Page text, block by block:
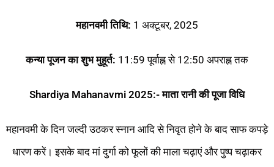
महानवमी तिथि: 1 अक्टूबर, 2025
कन्या पूजन का शुभ मुहूर्त: 11:59 पूर्वाह्न से 12:50 अपराह्न तक
Shardiya Mahanavmi 2025:-माता रानी की पूजा विधि
महानवमी के दिन जल्दी उठकर स्नान आदि से निवृत होने के बाद साफ कपड़े
धारण करें। इसके बाद मां दुर्गा को फूलों की माला चढ़ाएं और पुष्‍प चढ़ाकर